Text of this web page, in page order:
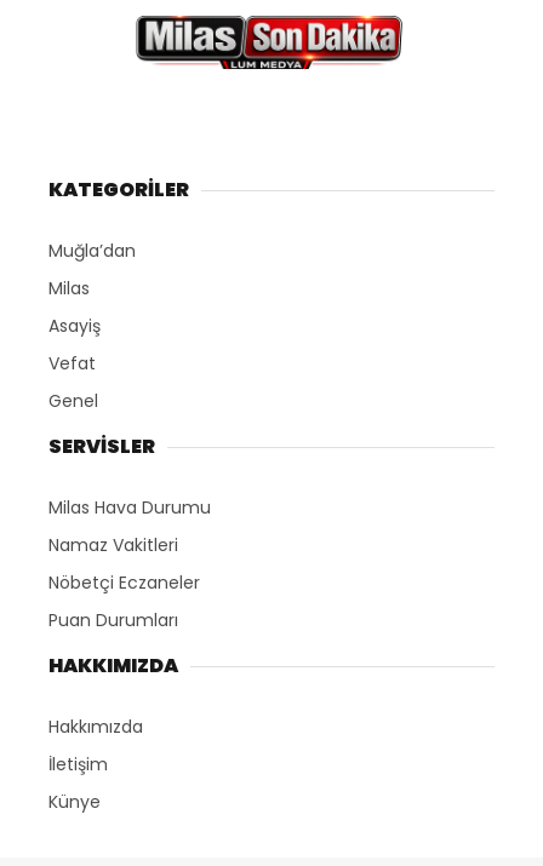
KATEGORİLER
Muğla’dan
Milas
Asayiş
Vefat
Genel
SERVİSLER
Milas Hava Durumu
Namaz Vakitleri
Nöbetçi Eczaneler
Puan Durumları
HAKKIMIZDA
Hakkımızda
İletişim
Künye